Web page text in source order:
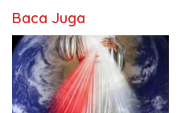
Baca Juga